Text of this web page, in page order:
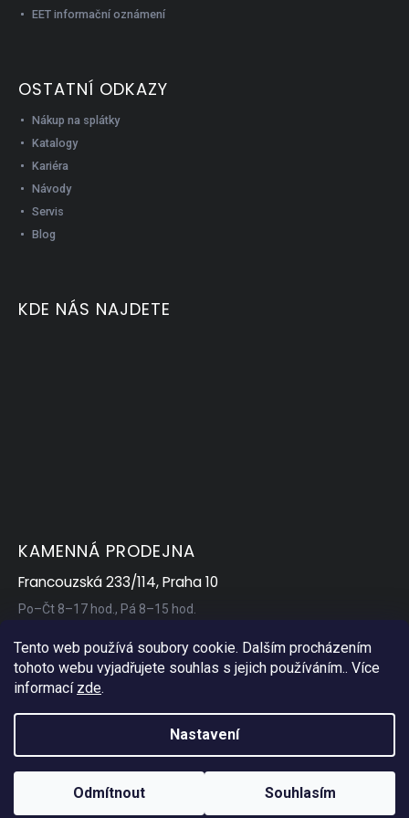
Tento web používá soubory cookie. Dalším procházením
tohoto webu vyjadřujete souhlas s jejich používáním.. Více
informací zde.
Nastavení
Odmítnout Souhlasím
EET informační oznámení
OSTATNÍ ODKAZY
Nákup na splátky
Katalogy
Kariéra
Návody
Servis
Blog
KDE NÁS NAJDETE
KAMENNÁ PRODEJNA
Francouzská 233/114, Praha 10
Po–Čt 8–17 hod., Pá 8–15 hod.
Vytvořil Shoptet
Copyright 2026AP Servis. Všechna práva vyhrazena.